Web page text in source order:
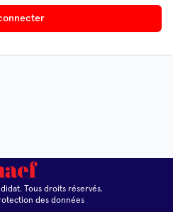
Tous droits réservés.
des données